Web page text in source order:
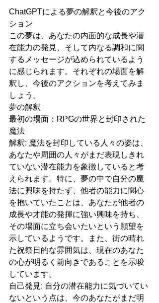
ChatGPTによる夢の解釈と今後のアク
ション
この夢は、あなたの内面的な成長や潜
在能力の発見、そして内なる調和に関
するメッセージが込められているよう
に感じられます。それぞれの場面を解
釈し、今後のアクションを考えてみま
しょう。
夢の解釈
最初の場面：RPGの世界と封印された
魔法
解釈: 魔法を封印している人々の姿は、
あなたや周囲の人々がまだ表現しきれ
ていない潜在能力を象徴していると考
えられます。特に、夢の中で自分の魔
法に興味を持たず、他者の能力に関心
を抱いていたことは、あなたが他者の
成長や才能の発揮に強い興味を持ち、
その場面に立ち会いたいという願望を
示しているようです。また、街の晴れ
た祝祭日的な雰囲気は、現在のあなた
の心が明るく前向きであることを示唆
しています。
自己発見: 自分の潜在能力に気づいてい
ないという点は、今のあなたがまだ明